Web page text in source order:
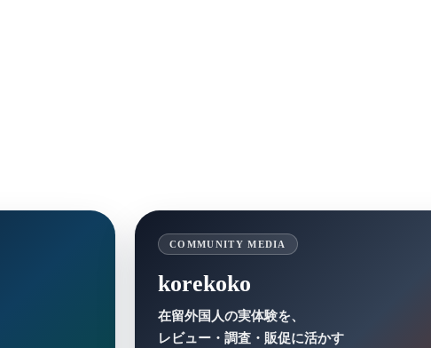
COMMUNITY MEDIA
korekoko
在留外国人の実体験を、
レビュー・調査・販促に活かす